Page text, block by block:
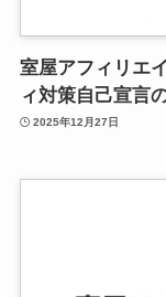
室屋アフィリエ
ィ対策自己宣言
2025年12月27日